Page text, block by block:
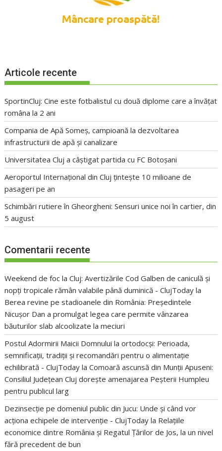
Articole recente
SportinCluj: Cine este fotbalistul cu două diplome care a învățat
româna la 2 ani
Compania de Apă Someș, campioană la dezvoltarea
infrastructurii de apă și canalizare
Universitatea Cluj a câștigat partida cu FC Botoșani
Aeroportul Internațional din Cluj țintește 10 milioane de
pasageri pe an
Schimbări rutiere în Gheorgheni: Sensuri unice noi în cartier, din
5 august
Comentarii recente
Weekend de foc la Cluj: Avertizările Cod Galben de caniculă și
nopți tropicale rămân valabile până duminică - ClujToday la
Berea revine pe stadioanele din România: Președintele
Nicușor Dan a promulgat legea care permite vânzarea
băuturilor slab alcoolizate la meciuri
Postul Adormirii Maicii Domnului la ortodocși: Perioada,
semnificații, tradiții și recomandări pentru o alimentație
echilibrată - ClujToday laComoară ascunsă din Munții Apuseni:
Consiliul Județean Cluj dorește amenajarea Peșterii Humpleu
pentru publicul larg
Dezinsecție pe domeniul public din Jucu: Unde și când vor
acționa echipele de intervenție - ClujToday la Relațiile
economice dintre România și Regatul Țărilor de Jos, la un nivel
fără precedent de bun